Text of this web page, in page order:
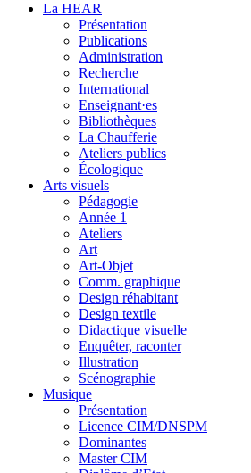
La HEAR
Présentation
Publications
Administration
Recherche
International
Enseignant·es
Bibliothèques
La Chaufferie
Ateliers publics
Écologique
Arts visuels
Pédagogie
Année 1
Ateliers
Art
Art-Objet
Comm. graphique
Design réhabitant
Design textile
Didactique visuelle
Enquêter, raconter
Illustration
Scénographie
Musique
Présentation
Licence CIM/DNSPM
Dominantes
Master CIM